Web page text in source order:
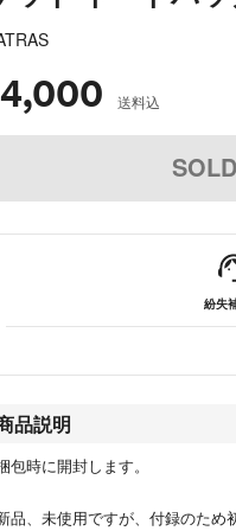
4,000 送料込
紛失
品説明
包時に開封します。
品、未使用ですが、付録のた